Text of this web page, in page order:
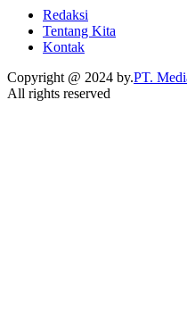
Redaksi
Tentang Kita
Kontak
Copyright @ 2024 by.PT.
All rights reserved